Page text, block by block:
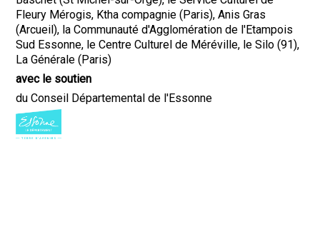
Fleury Mérogis, Ktha compagnie (Paris), Anis Gras
(Arcueil), la Communauté d'Agglomération de l'Etampois
Sud Essonne, le Centre Culturel de Méréville, le Silo (91),
La Générale (Paris)
avec le soutien
du Conseil Départemental de l'Essonne